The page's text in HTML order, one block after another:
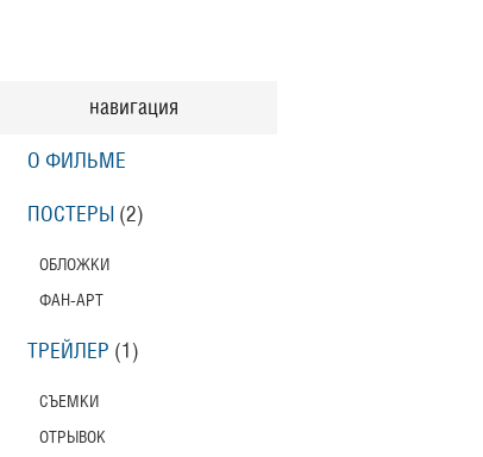
навигация
О ФИЛЬМЕ
ПОСТЕРЫ (2)
ОБЛОЖКИ
ФАН-АРТ
ТРЕЙЛЕР (1)
СЪЕМКИ
ОТРЫВОК